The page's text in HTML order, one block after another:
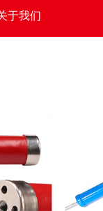
于我们